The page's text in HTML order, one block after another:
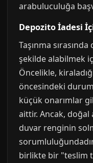
arabuluculuğa
Depozito İadesi
Taşınma
şekilde alabilmek
Öncelikle,
öncesindeki
küçük onarımlar
aittir. Ancak, doğal
duvar renginin
birlikte bir "teslim